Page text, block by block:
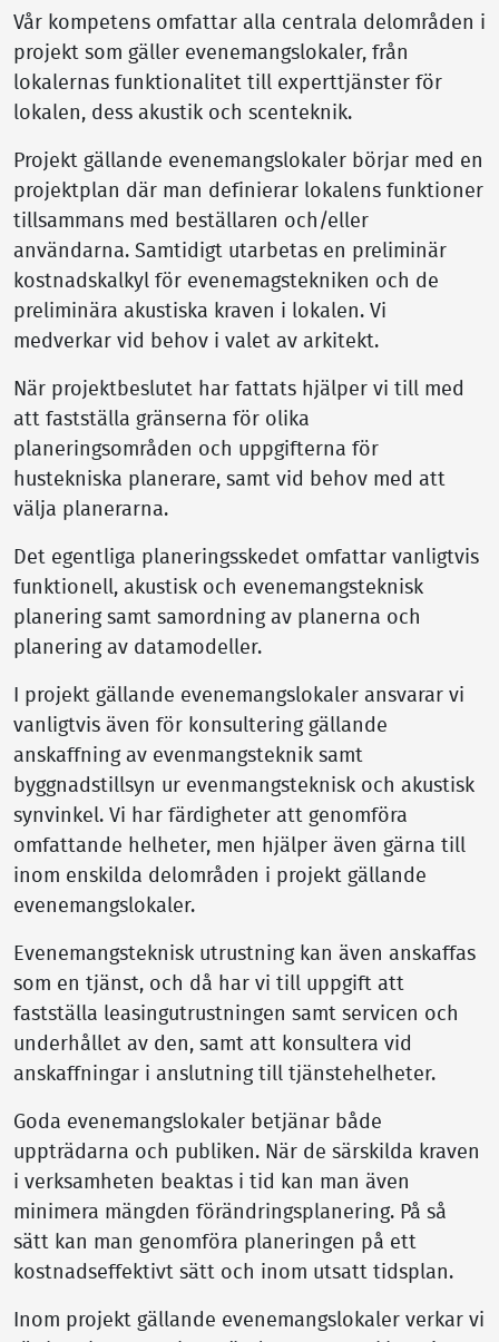
Vår kompetens omfattar alla centrala delområden i
projekt som gäller evenemangslokaler, från
lokalernas funktionalitet till experttjänster för
lokalen, dess akustik och scenteknik.
Projekt gällande evenemangslokaler börjar med en
projektplan där man definierar lokalens funktioner
tillsammans med beställaren och/eller
användarna. Samtidigt utarbetas en preliminär
kostnadskalkyl för evenemagstekniken och de
preliminära akustiska kraven i lokalen. Vi
medverkar vid behov i valet av arkitekt.
När projektbeslutet har fattats hjälper vi till med
att fastställa gränserna för olika
planeringsområden och uppgifterna för
hustekniska planerare, samt vid behov med att
välja planerarna.
Det egentliga planeringsskedet omfattar vanligtvis
funktionell, akustisk och evenemangsteknisk
planering samt samordning av planerna och
planering av datamodeller.
I projekt gällande evenemangslokaler ansvarar vi
vanligtvis även för konsultering gällande
anskaffning av evenmangsteknik samt
byggnadstillsyn ur evenmangsteknisk och akustisk
synvinkel. Vi har färdigheter att genomföra
omfattande helheter, men hjälper även gärna till
inom enskilda delområden i projekt gällande
evenemangslokaler.
Evenemangsteknisk utrustning kan även anskaffas
som en tjänst, och då har vi till uppgift att
fastställa leasingutrustningen samt servicen och
underhållet av den, samt att konsultera vid
anskaffningar i anslutning till tjänstehelheter.
Goda evenemangslokaler betjänar både
uppträdarna och publiken. När de särskilda kraven
i verksamheten beaktas i tid kan man även
minimera mängden förändringsplanering. På så
sätt kan man genomföra planeringen på ett
kostnadseffektivt sätt och inom utsatt tidsplan.
Inom projekt gällande evenemangslokaler verkar vi